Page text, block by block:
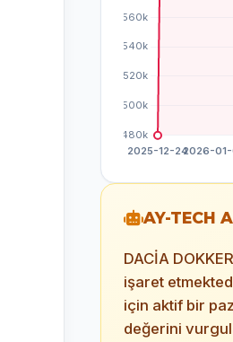
AY-TECH
DACİA
işaret
için aktif bir
değerini